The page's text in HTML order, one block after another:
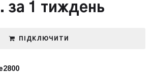
за 1 тиждень
ПІДКЛЮЧИТИ